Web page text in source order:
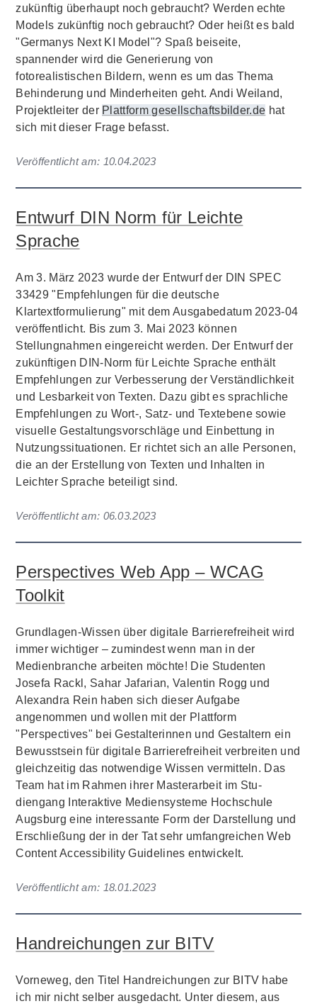
zukünftig überhaupt noch gebraucht? Werden echte
Models zukünftig noch gebraucht? Oder heißt es bald
"Germanys Next KI Model"? Spaß beiseite,
spannender wird die Generierung von
fotorealistischen Bildern, wenn es um das Thema
Behinderung und Minderheiten geht. Andi Weiland,
Projektleiter der Plattform gesellschaftsbilder.de hat
sich mit dieser Frage befasst.
Veröffentlicht am: 10.04.2023
Entwurf DIN Norm für Leichte
Sprache
Am 3. März 2023 wurde der Entwurf der DIN SPEC
33429 "Empfehlungen für die deutsche
Klartextformulierung" mit dem Ausgabedatum 2023-04
veröffentlicht. Bis zum 3. Mai 2023 können
Stellungnahmen eingereicht werden. Der Entwurf der
zukünftigen DIN-Norm für Leichte Sprache enthält
Empfehlungen zur Verbesserung der Verständlichkeit
und Lesbarkeit von Texten. Dazu gibt es sprachliche
Empfehlungen zu Wort-, Satz- und Textebene sowie
visuelle Gestaltungsvorschläge und Einbettung in
Nutzungssituationen. Er richtet sich an alle Personen,
die an der Erstellung von Texten und Inhalten in
Leichter Sprache beteiligt sind.
Veröffentlicht am: 06.03.2023
Perspectives Web App – WCAG
Toolkit
Grundlagen-Wissen über digitale Barrierefreiheit wird
immer wichtiger – zumindest wenn man in der
Medienbranche arbeiten möchte! Die Studenten
Josefa Rackl, Sahar Jafarian, Valentin Rogg und
Alexandra Rein haben sich dieser Aufgabe
angenommen und wollen mit der Plattform
"Perspectives" bei Gestalterinnen und Gestaltern ein
Bewusstsein für digitale Barrierefreiheit verbreiten und
gleichzeitig das notwendige Wissen vermitteln. Das
Team hat im Rahmen ihrer Masterarbeit im Stu­
diengang Interaktive Mediensyste­me Hochschule
Augsburg eine interessante Form der Darstellung und
Erschließung der in der Tat sehr umfangreichen Web
Content Accessibility Guidelines entwickelt.
Veröffentlicht am: 18.01.2023
Handreichungen zur BITV
Vorneweg, den Titel Handreichungen zur BITV habe
ich mir nicht selber ausgedacht. Unter diesem, aus